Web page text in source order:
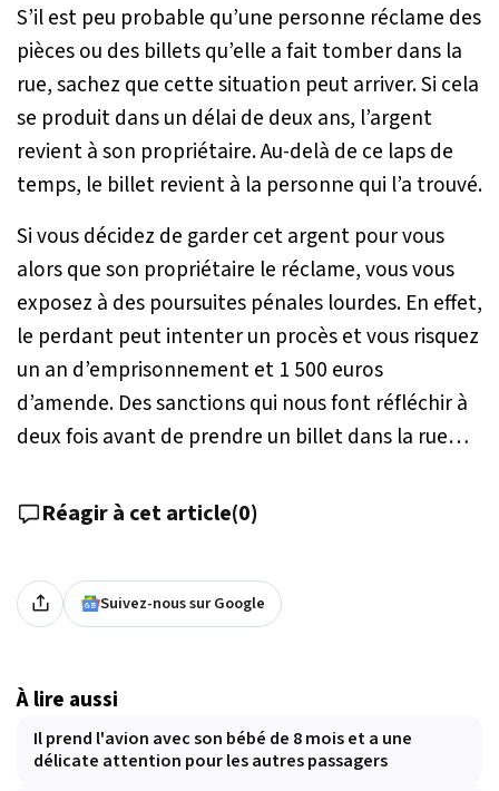
S’il est peu probable qu’une personne réclame des
pièces ou des billets qu’elle a fait tomber dans la
rue, sachez que cette situation peut arriver. Si cela
se produit dans un délai de deux ans, l’argent
revient à son propriétaire. Au-delà de ce laps de
temps, le billet revient à la personne qui l’a trouvé.
Si vous décidez de garder cet argent pour vous
alors que son propriétaire le réclame, vous vous
exposez à des poursuites pénales lourdes. En effet,
le perdant peut intenter un procès et vous risquez
un an d’emprisonnement et 1 500 euros
d’amende. Des sanctions qui nous font réfléchir à
deux fois avant de prendre un billet dans la rue…
Réagir à cet article(0)
Suivez-nous sur Google
À lire aussi
Il prend l'avion avec son bébé de 8 mois et a une
délicate attention pour les autres passagers